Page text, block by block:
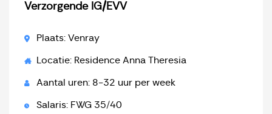
Verzorgende IG/EVV
Plaats: Venray
Locatie: Residence Anna Theresia
Aantal uren: 8-32 uur per week
Salaris: FWG 35/40